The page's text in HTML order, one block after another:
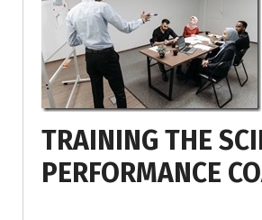
TRAINING THE
PERFORMANCE